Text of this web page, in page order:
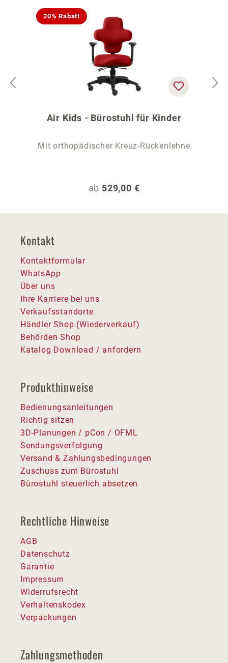
20% Rabatt
Air Kids - Bürostuhl für Kinder
Mit orthopädischer Kreuz-Rückenlehne
Regulärer Preis:
ab 529,00 €
Kontakt
Kontaktformular
WhatsApp
Über uns
Ihre Karriere bei uns
Verkaufsstandorte
Händler Shop (Wiederverkauf)
Behörden Shop
Katalog Download / anfordern
Produkthinweise
Bedienungsanleitungen
Richtig sitzen
3D-Planungen / pCon / OFML
Sendungsverfolgung
Versand & Zahlungsbedingungen
Zuschuss zum Bürostuhl
Bürostuhl steuerlich absetzen
Rechtliche Hinweise
AGB
Datenschutz
Garantie
Impressum
Widerrufsrecht
Verhaltenskodex
Verpackungen
Zahlungsmethoden